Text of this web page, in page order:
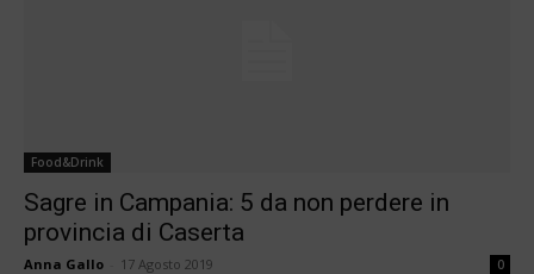
Food&Drink
Sagre in Campania: 5 da non perdere in
provincia di Caserta
Anna Gallo 17 Agosto 2019 0